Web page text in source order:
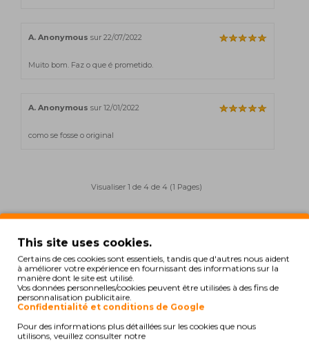
A. Anonymous sur 22/07/2022
Muito bom. Faz o que é prometido.
A. Anonymous sur 12/01/2022
como se fosse o original
Visualiser 1 de 4 de 4 (1 Pages)
Aussi pour votre imprimante
COMPATIBLE
This site uses cookies.
Certains de ces cookies sont essentiels, tandis que d'autres nous aident
à améliorer votre expérience en fournissant des informations sur la
manière dont le site est utilisé.
Vos données personnelles/cookies peuvent être utilisées à des fins de
personnalisation publicitaire.
Confidentialité et conditions de Google
Pour des informations plus détaillées sur les cookies que nous
utilisons, veuillez consulter notre